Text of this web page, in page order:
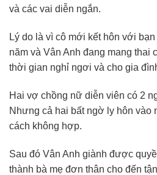
và các vai diễn ngắn.
Lý do là vì cô mới kết hôn với
năm và Vân Anh đang mang thai
thời gian nghỉ ngơi và cho gia
Hai vợ chồng nữ diễn viên có 2
Nhưng cả hai bất ngờ ly hôn vào
cách không hợp.
Sau đó Vân Anh giành được
thành bà mẹ đơn thân cho đến